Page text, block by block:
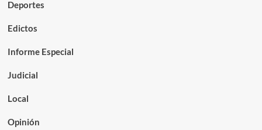
Deportes
Edictos
Informe Especial
Judicial
Local
Opinión